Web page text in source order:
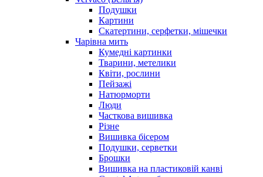
Подушки
Картини
Скатертини, серфетки, мішечки
Чарiвна мить
Кумедні картинки
Тварини, метелики
Квіти, рослини
Пейзажі
Натюрморти
Люди
Часткова вишивка
Різне
Вишивка бісером
Подушки, серветки
Брошки
Вишивка на пластиковій канві